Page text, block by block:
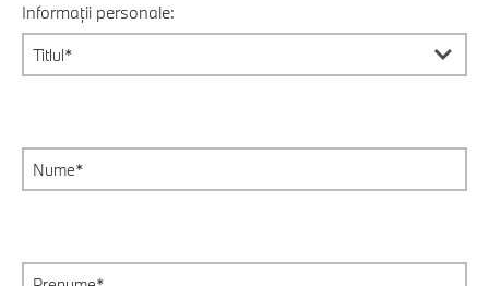
Informații personale: